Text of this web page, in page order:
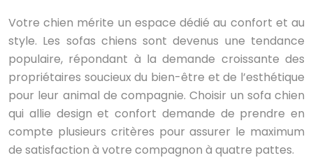
Votre chien mérite un espace dédié au confort et au
style. Les sofas chiens sont devenus une tendance
populaire, répondant à la demande croissante des
propriétaires soucieux du bien-être et de l’esthétique
pour leur animal de compagnie. Choisir un sofa chien
qui allie design et confort demande de prendre en
compte plusieurs critères pour assurer le maximum
de satisfaction à votre compagnon à quatre pattes.